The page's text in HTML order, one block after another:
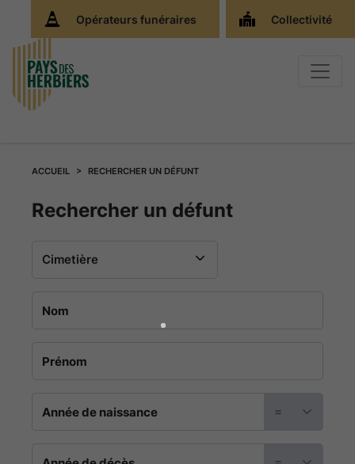
Opérateurs funéraires Collectivité
ACCUEIL RECHERCHER UN DÉFUNT
Rechercher
un
cimetière
de
Rechercher un défunt
=